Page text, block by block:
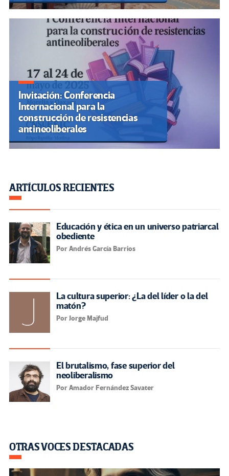
Invitación: Conferencia
Internacional para la
construcción de resistencias
antineoliberales
ARTÍCULOS RECIENTES
Educación y ética en un universo patriarcal
obediente
Por Andrés García Barrios
La cultura superior: ¿La del líder o la del
matón?
Por Jorge Majfud
El brutalismo, fase superior del
neoliberalismo
Por Amador Fernández Savater
OTRAS VOCES DESTACADAS